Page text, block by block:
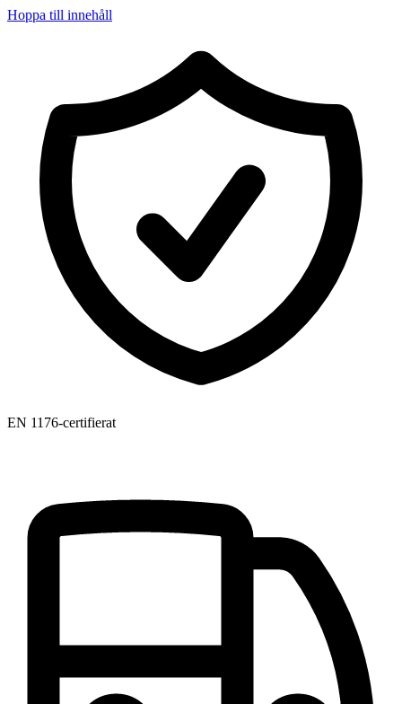
Hoppa till innehåll
EN 1176-certifierat